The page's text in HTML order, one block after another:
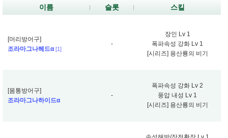
이름 슬롯 스킬
[머리방어구]
조라마그나헤드α [1]
-
장인 Lv 1
폭파속성 강화 Lv 1
[시리즈] 용산룡의 비기
[몸통방어구]
조라마그나하이드α
-
폭파속성 강화 Lv 2
풍압 내성 Lv 1
[시리즈] 용산룡의 비기